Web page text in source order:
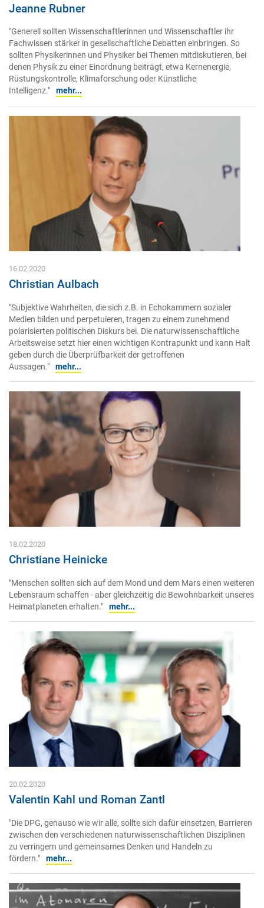
Jeanne Rubner
"Generell sollten Wissenschaftlerinnen und Wissenschaftler ihr
Fachwissen stärker in gesellschaftliche Debatten einbringen. So
sollten Physikerinnen und Physiker bei Themen mitdiskutieren, bei
denen Physik zu einer Einordnung beiträgt, etwa Kernenergie,
Rüstungskontrolle, Klimaforschung oder Künstliche
Intelligenz." mehr...
16.02.2020
Christian Aulbach
"Subjektive Wahrheiten, die sich z.B. in Echokammern sozialer
Medien bilden und perpetuieren, tragen zu einem zunehmend
polarisierten politischen Diskurs bei. Die naturwissenschaftliche
Arbeitsweise setzt hier einen wichtigen Kontrapunkt und kann Halt
geben durch die Überprüfbarkeit der getroffenen
Aussagen." mehr...
18.02.2020
Christiane Heinicke
"Menschen sollten sich auf dem Mond und dem Mars einen weiteren
Lebensraum schaffen - aber gleichzeitig die Bewohnbarkeit unseres
Heimatplaneten erhalten." mehr...
20.02.2020
Valentin Kahl und Roman Zantl
"Die DPG, genauso wie wir alle, sollte sich dafür einsetzen, Barrieren
zwischen den verschiedenen naturwissenschaftlichen Disziplinen
zu verringern und gemeinsames Denken und Handeln zu
fördern." mehr...